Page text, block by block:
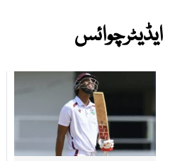
ایڈیٹرچوائس